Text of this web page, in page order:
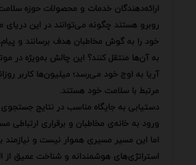
ارائه‌دهندگان خدمات و محصولات حوزه
روبرو هستند چگونه می‌توانند در این دریای
خود را به گوش مخاطبان هدف برسانند و
به آن‌ها منتقل کنند؟ این چالش به‌ویژه در
آریا به اوج خود می‌رسد؛ میلیون‌ها کاربر
مرتبط با سلامت خود هستند.
دستیابی به جایگاه مناسب در نتایج جستجوی
ورود به خانه‌ی مخاطبان و برقراری ارتباطی
اما این مسیر مسیری هموار نیست و نیازمند
استراتژی‌های هوشمندانه و شناخت عمیق از